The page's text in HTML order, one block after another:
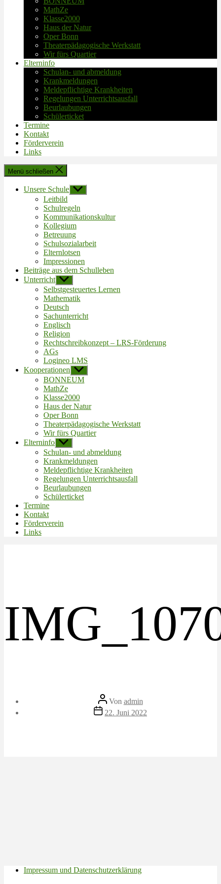
MathZe
Klasse2000
Haus der Natur
Oper Bonn
Theaterpädagogische Werkstatt
Wir fürs Quartier
Elterninfo
Schulan- und abmeldung
Krankmeldungen
Meldepflichtige Krankheiten
Regelungen Unterrichtsausfall
Beurlaubungen
Schülerticket
Termine
Kontakt
Förderverein
Links
Menü schließen
Unsere Schule Untermenü
anzeigen
Leitbild
Schulregeln
Kommunikationskultur
Kollegium
Betreuung
Schulsozialarbeit
Elternlotsen
Impressionen
Beiträge aus dem Schulleben
Unterricht Untermenü
anzeigen
Selbstgesteuertes Lernen
Mathematik
Deutsch
Sachunterricht
Englisch
Religion
Rechtschreibkonzept – LRS-Förderung
AGs
Logineo LMS
Kooperationen Untermenü
anzeigen
BONNEUM
MathZe
Klasse2000
Haus der Natur
Oper Bonn
Theaterpädagogische Werkstatt
Wir fürs Quartier
Elterninfo Untermenü
anzeigen
Schulan- und abmeldung
Krankmeldungen
Meldepflichtige Krankheiten
Regelungen Unterrichtsausfall
Beurlaubungen
Schülerticket
Termine
Kontakt
Förderverein
Links
Beitragsautor
Von admin
Veröffentlichungsdatum
22. Juni 2022
Impressum und Datenschutzerklärung